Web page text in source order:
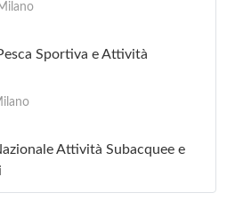
Sportiva e Attività
Attività Subacquee e